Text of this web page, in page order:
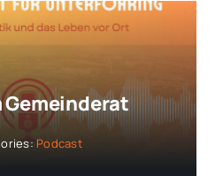
Gemeinderat
Podcast